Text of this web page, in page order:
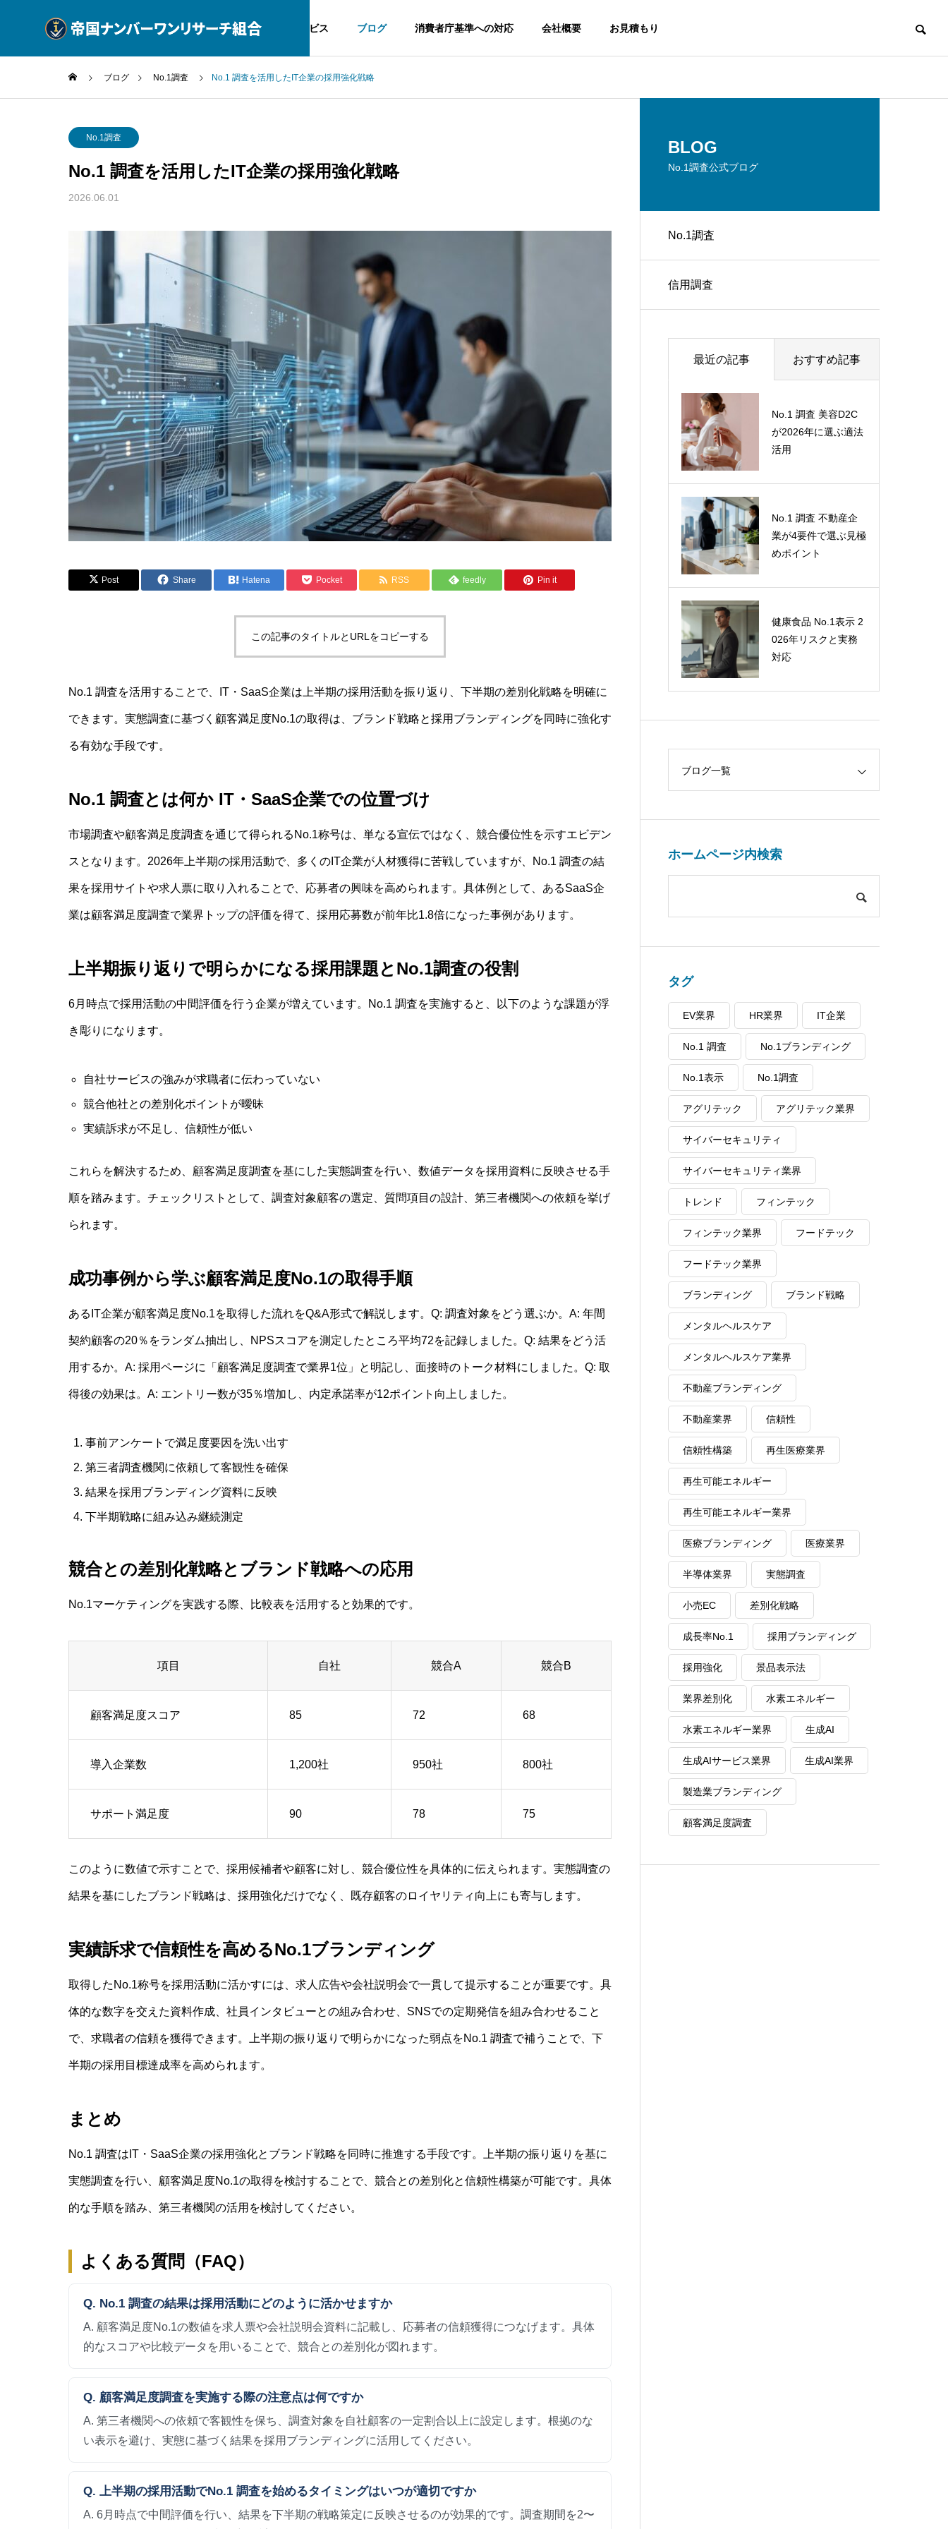
サービス ブログ 消費者庁基準への対応 会社概要 お見積もり
消費者庁ガイドラインに適応した
No.1調査
世界初調査
消費者庁ガイドラインに適応した世
公式ブログ
BLOG
No.1 調査 美容D2Cが2026年
に選ぶ適法活用
No.1 調査 不動産企業が4要件
で選ぶ見極めポイント
ブログ No.1調査 No.1 調査を活用したIT企業の採用強化戦略
No.1調査
No.1 調査を活用したIT企業の採用強化戦略
2026.06.01
Post Share Hatena Pocket RSS feedly Pin it
この記事のタイトルとURLをコピーする
No.1 調査を活用することで、IT・SaaS企業は上半期の採用活動を振り返り、下半期の差別化戦略を明確に
できます。実態調査に基づく顧客満足度No.1の取得は、ブランド戦略と採用ブランディングを同時に強化す
る有効な手段です。
No.1 調査とは何か IT・SaaS企業での位置づけ
市場調査や顧客満足度調査を通じて得られるNo.1称号は、単なる宣伝ではなく、競合優位性を示すエビデン
スとなります。2026年上半期の採用活動で、多くのIT企業が人材獲得に苦戦していますが、No.1 調査の結
果を採用サイトや求人票に取り入れることで、応募者の興味を高められます。具体例として、あるSaaS企
業は顧客満足度調査で業界トップの評価を得て、採用応募数が前年比1.8倍になった事例があります。
上半期振り返りで明らかになる採用課題とNo.1調査の役割
6月時点で採用活動の中間評価を行う企業が増えています。No.1 調査を実施すると、以下のような課題が浮
き彫りになります。
自社サービスの強みが求職者に伝わっていない
競合他社との差別化ポイントが曖昧
実績訴求が不足し、信頼性が低い
これらを解決するため、顧客満足度調査を基にした実態調査を行い、数値データを採用資料に反映させる手
順を踏みます。チェックリストとして、調査対象顧客の選定、質問項目の設計、第三者機関への依頼を挙げ
られます。
成功事例から学ぶ顧客満足度No.1の取得手順
あるIT企業が顧客満足度No.1を取得した流れをQ&A形式で解説します。Q: 調査対象をどう選ぶか。A: 年間
契約顧客の20％をランダム抽出し、NPSスコアを測定したところ平均72を記録しました。Q: 結果をどう活
用するか。A: 採用ページに「顧客満足度調査で業界1位」と明記し、面接時のトーク材料にしました。Q: 取
得後の効果は。A: エントリー数が35％増加し、内定承諾率が12ポイント向上しました。
事前アンケートで満足度要因を洗い出す
第三者調査機関に依頼して客観性を確保
結果を採用ブランディング資料に反映
下半期戦略に組み込み継続測定
競合との差別化戦略とブランド戦略への応用
No.1マーケティングを実践する際、比較表を活用すると効果的です。
項目 自社 競合A 競合B
顧客満足度スコア 85 72 68
導入企業数 1,200社 950社 800社
サポート満足度 90 78 75
このように数値で示すことで、採用候補者や顧客に対し、競合優位性を具体的に伝えられます。実態調査の
結果を基にしたブランド戦略は、採用強化だけでなく、既存顧客のロイヤリティ向上にも寄与します。
実績訴求で信頼性を高めるNo.1ブランディング
取得したNo.1称号を採用活動に活かすには、求人広告や会社説明会で一貫して提示することが重要です。具
体的な数字を交えた資料作成、社員インタビューとの組み合わせ、SNSでの定期発信を組み合わせること
で、求職者の信頼を獲得できます。上半期の振り返りで明らかになった弱点をNo.1 調査で補うことで、下
半期の採用目標達成率を高められます。
まとめ
No.1 調査はIT・SaaS企業の採用強化とブランド戦略を同時に推進する手段です。上半期の振り返りを基に
実態調査を行い、顧客満足度No.1の取得を検討することで、競合との差別化と信頼性構築が可能です。具体
的な手順を踏み、第三者機関の活用を検討してください。
よくある質問（FAQ）
Q. No.1 調査の結果は採用活動にどのように活かせますか
A. 顧客満足度No.1の数値を求人票や会社説明会資料に記載し、応募者の信頼獲得につなげます。具体
的なスコアや比較データを用いることで、競合との差別化が図れます。
Q. 顧客満足度調査を実施する際の注意点は何ですか
A. 第三者機関への依頼で客観性を保ち、調査対象を自社顧客の一定割合以上に設定します。根拠のな
い表示を避け、実態に基づく結果を採用ブランディングに活用してください。
Q. 上半期の採用活動でNo.1 調査を始めるタイミングはいつが適切ですか
A. 6月時点で中間評価を行い、結果を下半期の戦略策定に反映させるのが効果的です。調査期間を2〜
BLOG
No.1調査公式ブログ
No.1調査
信用調査
最近の記事 おすすめ記事
No.1 調査 美容D2C
が2026年に選ぶ適法
活用
No.1 調査 不動産企
業が4要件で選ぶ見極
めポイント
健康食品 No.1表示 2
026年リスクと実務
対応
なぜ、あなたの会社
のCX（顧客体験）は
改善しないのか？
イブリッド調査が解
妙な感情
ステマ規制（2023年
10月施行）で「自社
調べ」は通用しな
勝ち取る「客観性・
ブログ一覧
ホームページ内検索
タグ
EV業界 HR業界 IT企業
No.1 調査 No.1ブランディング
No.1表示 No.1調査
アグリテック アグリテック業界
サイバーセキュリティ
サイバーセキュリティ業界
トレンド フィンテック
フィンテック業界 フードテック
フードテック業界
ブランディング ブランド戦略
メンタルヘルスケア
メンタルヘルスケア業界
不動産ブランディング
不動産業界 信頼性
信頼性構築 再生医療業界
再生可能エネルギー
再生可能エネルギー業界
医療ブランディング 医療業界
半導体業界 実態調査
小売EC 差別化戦略
成長率No.1 採用ブランディング
採用強化 景品表示法
業界差別化 水素エネルギー
水素エネルギー業界 生成AI
生成AIサービス業界 生成AI業界
製造業ブランディング
顧客満足度調査